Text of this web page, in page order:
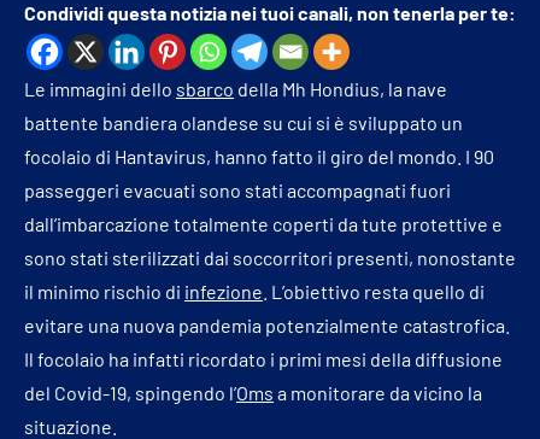
Condividi questa notizia nei tuoi canali, non tenerla per te:
Le immagini dello sbarco della Mh Hondius, la nave
battente bandiera olandese su cui si è sviluppato un
focolaio di Hantavirus, hanno fatto il giro del mondo. I 90
passeggeri evacuati sono stati accompagnati fuori
dall’imbarcazione totalmente coperti da tute protettive e
sono stati sterilizzati dai soccorritori presenti, nonostante
il minimo rischio di infezione . L’obiettivo resta quello di
evitare una nuova pandemia potenzialmente catastrofica.
Il focolaio ha infatti ricordato i primi mesi della diffusione
del Covid-19, spingendo l’Oms a monitorare da vicino la
situazione.